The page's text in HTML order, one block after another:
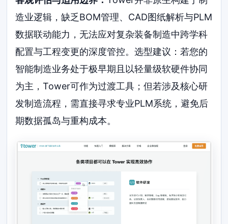
造业逻辑，缺乏BOM管理、CAD图纸解析与PLM
数据联动能力，无法应对复杂装备制造中跨学科
配置与工程变更的深度管控。选型建议：若您的
智能制造业务处于极早期且以轻量级软硬件协同
为主，Tower可作为过渡工具；但若涉及核心研
发制造流程，需直接寻求专业PLM系统，避免后
期数据孤岛与重构成本。